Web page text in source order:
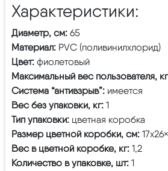
Характеристики:
Диаметр, см: 65
Материал: PVC (поливинилхлорид)
Цвет: фиолетовый
Максимальный вес пользователя,
Система “антивзрыв”: имеется
Вес без упаковки, кг: 1
Тип упаковки: цветная коробка
Размер цветной коробки, см:
Вес в цветной коробке, кг: 1,2
Количество в упаковке, шт: 1